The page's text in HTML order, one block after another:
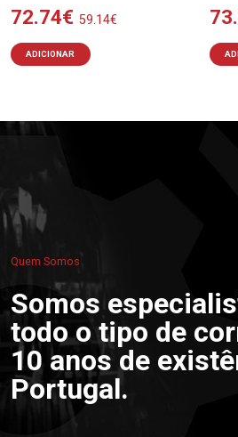
72.74€ 59.14€
ADICIONAR
Quem Somos
Somos
todo o tipo de
10 anos de
Portugal.